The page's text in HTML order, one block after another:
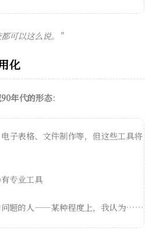
可以这么说。"
化
年代的形态：
子表格、文件制作等，但这些工具将
专业工具
问题的人——某种程度上，我认为……